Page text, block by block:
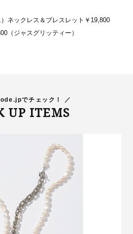
ネックレス＆ブレスレット￥19,800
（ジャスグリッティー）
でチェック！ ／
UP ITEMS